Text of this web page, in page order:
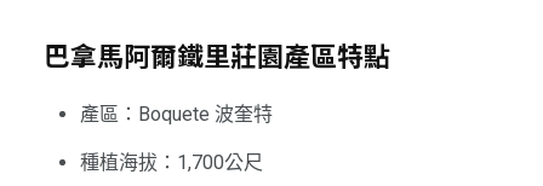
巴拿馬阿爾鐵里莊園產區特點
產區：Boquete 波奎特
種植海拔：1,700公尺